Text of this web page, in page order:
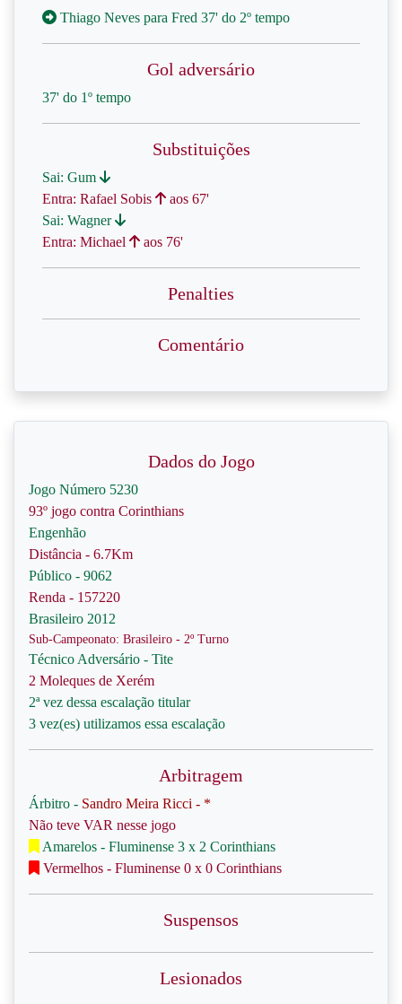
Thiago Neves para Fred 37' do 2º tempo
Gol adversário
37' do 1º tempo
Substituições
Sai: Gum
Entra: Rafael Sobis
aos 67'
Sai: Wagner
Entra: Michael
aos 76'
Penalties
Comentário
Dados do Jogo
Jogo Número 5230
93º jogo contra Corinthians
Engenhão
Distância - 6.7Km
Público - 9062
Renda - 157220
Brasileiro 2012
Sub-Campeonato: Brasileiro - 2º Turno
Técnico Adversário - Tite
2 Moleques de Xerém
2ª vez dessa escalação titular
3 vez(es) utilizamos essa escalação
Arbitragem
Árbitro - Sandro Meira Ricci - *
Não teve VAR nesse jogo
Amarelos - Fluminense 3 x 2 Corinthians
Vermelhos - Fluminense 0 x 0 Corinthians
Suspensos
Lesionados